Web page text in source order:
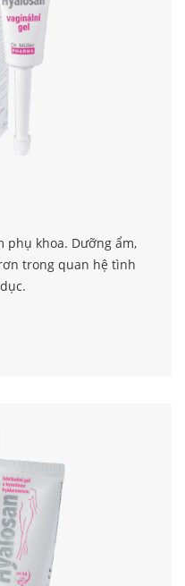
phụ khoa. Dưỡng ẩm,
trong quan hệ tình